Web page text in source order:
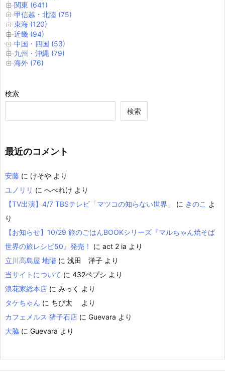
関東 (641)
甲信越・北陸 (75)
東海 (120)
近畿 (94)
中国・四国 (53)
九州・沖縄 (79)
海外 (76)
検索
検索
最近のコメント
安藤 に けそや より
ユノリリ に へべれけ より
【TV出演】4/7 TBSテレビ「マツコの知らない世界」
に きのこ よ
り
【お知らせ】10/29 旅のごはんBOOKシリーズ『マルちゃん焼そば
世界の旅レシピ50』発売！
に act 2 ia より
立川高島屋 地階 に 浅田 洋子 より
当サイトについて に 432ペプシ より
浪花家総本店 に みっく
より
タケちゃん に ちび太
より
カフェメルス 猪子石店 に Guevara より
大脇 に Guevara より